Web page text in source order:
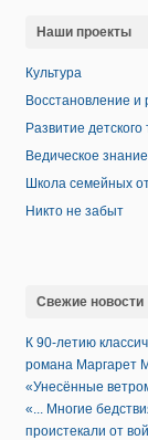
Наши проекты
Культура
Восстановление и
Развитие детского
Ведическое знание
Школа семейных
Никто не забыт
Свежие новости
К 90-летию
романа Маргарет
«Унесённые
«... Многие
проистекали от